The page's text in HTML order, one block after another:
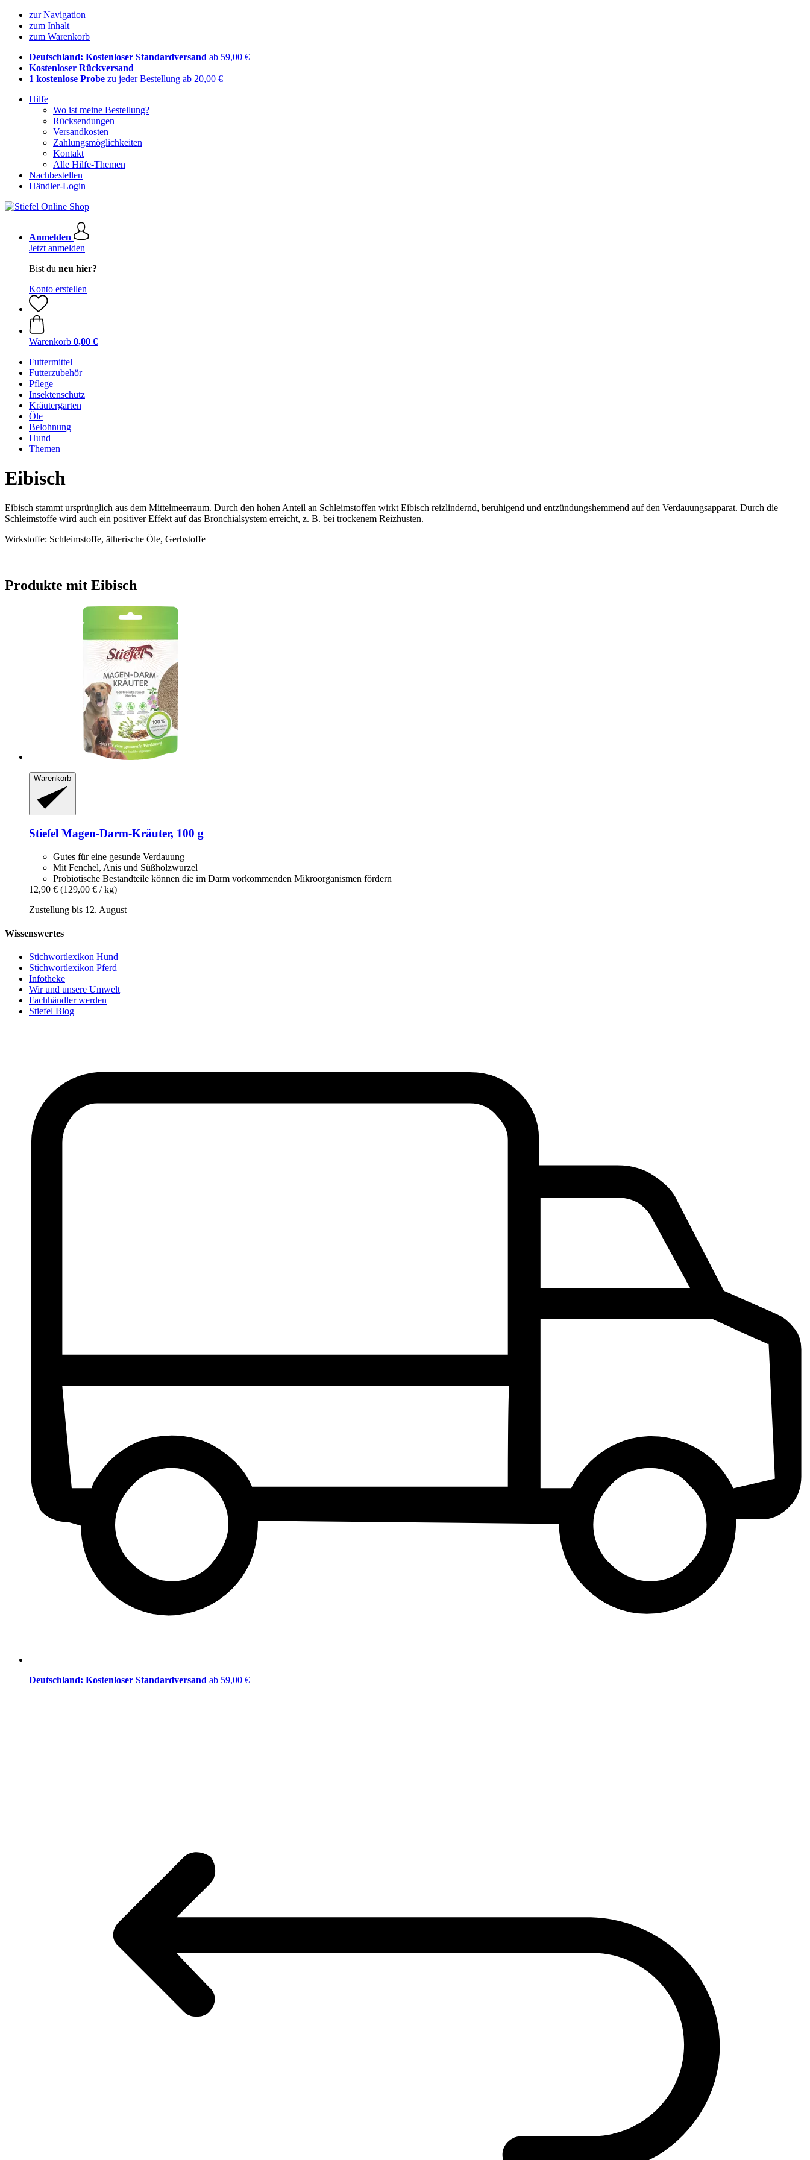
zur Navigation
zum Inhalt
zum Warenkorb
Deutschland: Kostenloser Standardversand ab 59,00 €
Kostenloser Rückversand
1 kostenlose Probe zu jeder Bestellung ab 20,00 €
Hilfe
Wo ist meine Bestellung?
Rücksendungen
Versandkosten
Zahlungsmöglichkeiten
Kontakt
Alle Hilfe-Themen
Nachbestellen
Händler-Login
Anmelden
Jetzt anmelden
Bist du neu hier?
Konto erstellen
Warenkorb 0,00 €
Futtermittel
Futterzubehör
Pflege
Insektenschutz
Kräutergarten
Öle
Belohnung
Hund
Themen
Eibisch
Eibisch stammt ursprünglich aus dem Mittelmeerraum. Durch den hohen Anteil an Schleimstoffen wirkt Eibisch reizlindernd, beruhigend und entzündungshemmend auf den Verdauungsapparat. Durch die
Schleimstoffe wird auch ein positiver Effekt auf das Bronchialsystem erreicht, z. B. bei trockenem Reizhusten.
Wirkstoffe: Schleimstoffe, ätherische Öle, Gerbstoffe
Produkte mit Eibisch
Warenkorb
Stiefel Magen-​Darm-​Kräuter, 100 g
Gutes für eine gesunde Verdauung
Mit Fenchel, Anis und Süßholzwurzel
Probiotische Bestandteile können die im Darm vorkommenden Mikroorganismen fördern
12,90 € (129,00 € / kg)
Zustellung bis 12. August
Wissenswertes
Stichwortlexikon Hund
Stichwortlexikon Pferd
Infotheke
Wir und unsere Umwelt
Fachhändler werden
Stiefel Blog
Deutschland: Kostenloser Standardversand ab 59,00 €